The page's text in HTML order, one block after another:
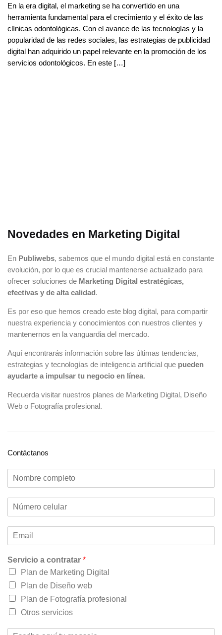
En la era digital, el marketing se ha convertido en una
herramienta fundamental para el crecimiento y el éxito de las
clínicas odontológicas. Con el avance de las tecnologías y la
popularidad de las redes sociales, las estrategias de publicidad
digital han adquirido un papel relevante en la promoción de los
servicios odontológicos. En este […]
Novedades en Marketing Digital
En Publiwebs, sabemos que el mundo digital está en constante
evolución, por lo que es crucial mantenerse actualizado para
ofrecer soluciones de Marketing Digital estratégicas,
efectivas y de alta calidad.
Es por eso que hemos creado este blog digital, para compartir
nuestra experiencia y conocimientos con nuestros clientes y
mantenernos en la vanguardia del mercado.
Aquí encontrarás información sobre las últimas tendencias,
estrategias y tecnologías de inteligencia artificial que pueden
ayudarte a impulsar tu negocio en línea.
Recuerda visitar nuestros planes de Marketing Digital, Diseño
Web o Fotografía profesional.
Contáctanos
Servicio a contratar *
Plan de Marketing Digital
Plan de Diseño web
Plan de Fotografía profesional
Otros servicios